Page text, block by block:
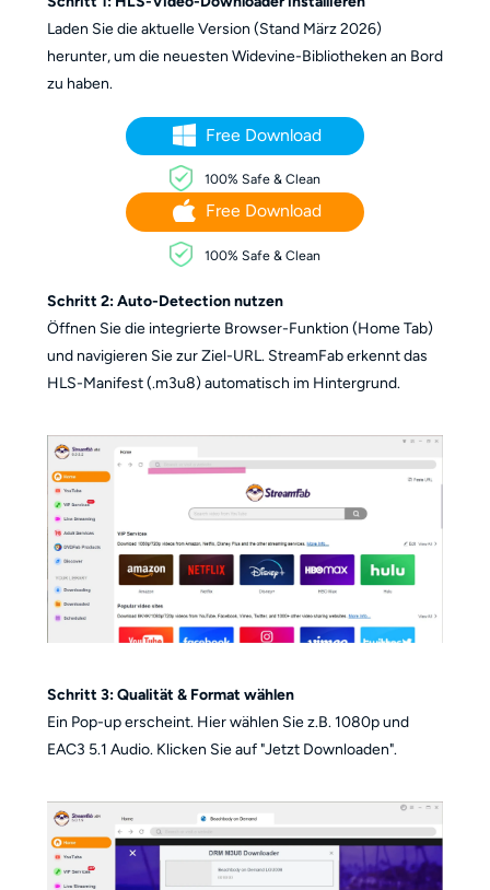
Laden Sie die aktuelle Version (Stand März 2026)
herunter, um die neuesten Widevine-Bibliotheken an Bord
zu haben.
Free Download
100% Safe & Clean
Free Download
100% Safe & Clean
Schritt 2: Auto-Detection nutzen
Öffnen Sie die integrierte Browser-Funktion (Home Tab)
und navigieren Sie zur Ziel-URL. StreamFab erkennt das
HLS-Manifest (.m3u8) automatisch im Hintergrund.
Schritt 3: Qualität & Format wählen
Ein Pop-up erscheint. Hier wählen Sie z.B. 1080p und
EAC3 5.1 Audio. Klicken Sie auf "Jetzt Downloaden".